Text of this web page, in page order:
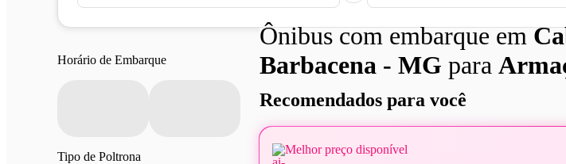
Horário de Embarque
Tipo de Poltrona
Ônibus com embarque em
Barbacena - MG para
Recomendados para você
Melhor preço disponível